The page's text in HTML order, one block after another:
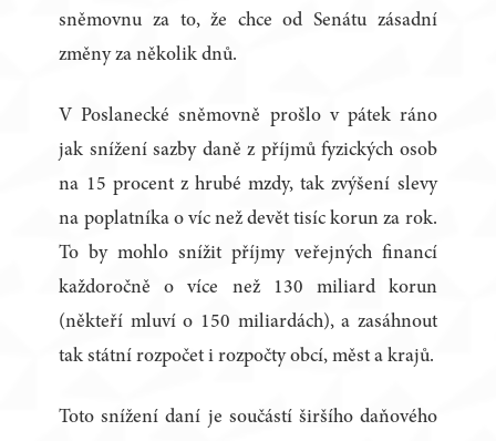
sněmovnu za to, že chce od Senátu zásadní
změny za několik dnů.
V Poslanecké sněmovně prošlo v pátek ráno
jak snížení sazby daně z příjmů fyzických osob
na 15 procent z hrubé mzdy, tak zvýšení slevy
na poplatníka o víc než devět tisíc korun za rok.
To by mohlo snížit příjmy veřejných financí
každoročně o více než 130 miliard korun
(někteří mluví o 150 miliardách), a zasáhnout
tak státní rozpočet i rozpočty obcí, měst a krajů.
Toto snížení daní je součástí širšího daňového